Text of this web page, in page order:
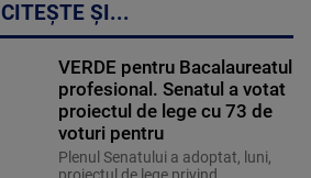
CITEȘTE ȘI...
VERDE pentru Bacalaureatul
profesional. Senatul a votat
proiectul de lege cu 73 de
voturi pentru
Plenul Senatului a adoptat, luni,